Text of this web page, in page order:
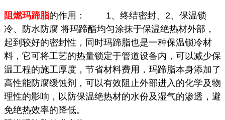
阻燃玛蹄脂的作用： 1、终结密封、2、保温锁
冷、防水防腐 将玛蹄酯均匀涂抹于保温绝热材外部，
起到较好的密封性，同时玛蹄脂也是一种保温锁冷材
料，它可将工艺的热量锁定于管道设备内，可以减少保
温工程的施工厚度，节省材料费用，玛蹄脂本身添加了
高性能防腐缓蚀剂，可以有效阻止外部进入的化学及物
理性的影响，以防保温绝热材的水份及湿气的渗透，避
免绝热效率的降低。